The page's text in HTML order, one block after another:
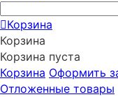
Корзина
Корзина
Корзина пуста
Корзина Оформить
Отложенные товары